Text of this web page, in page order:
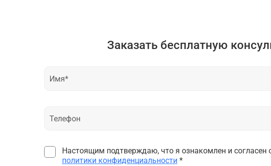
Заказать бесплатную
Настоящим подтверждаю, что я ознакомлен и согласен
политики конфиденциальности *